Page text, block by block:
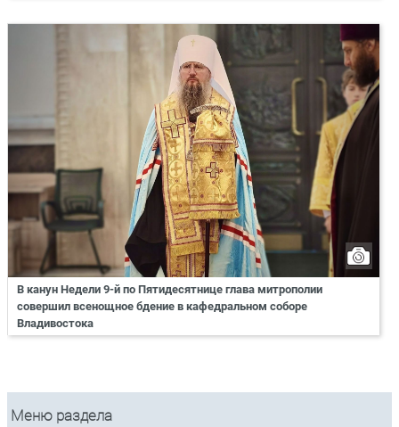
В канун Недели 9-й по Пятидесятнице глава митрополии
совершил всенощное бдение в кафедральном соборе
Владивостока
Меню раздела